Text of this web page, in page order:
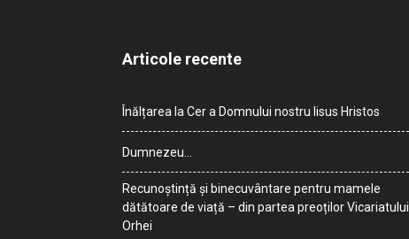
Articole recente
Înălțarea la Cer a Domnului nostru Iisus Hristos
Dumnezeu…
Recunoștință și binecuvântare pentru mamele
dătătoare de viață – din partea preoților Vicariatului
Orhei